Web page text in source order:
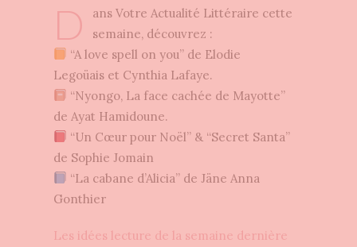
D
ans Votre Actualité Littéraire cette
semaine, découvrez :
“A love spell on you” de Elodie
Legoüais et Cynthia Lafaye.
“Nyongo, La face cachée de Mayotte”
de Ayat Hamidoune.
“Un Cœur pour Noël” & “Secret Santa”
de Sophie Jomain
“La cabane d’Alicia” de Jäne Anna
Gonthier
Les idées lecture de la semaine dernière